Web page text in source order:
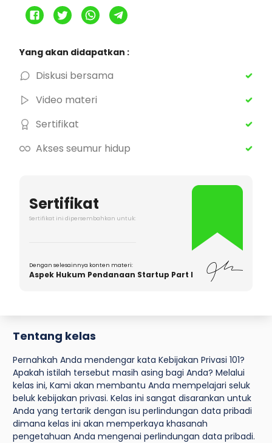
Yang akan didapatkan :
Diskusi bersama
Video materi
Sertifikat
Akses seumur hidup
Sertifikat
Sertifikat ini dipersembahkan untuk:
Dengan selesainnya konten materi:
Aspek Hukum Pendanaan Startup Part I
Tentang kelas
Pernahkah Anda mendengar kata Kebijakan Privasi 101?
Apakah istilah tersebut masih asing bagi Anda? Melalui
kelas ini, Kami akan membantu Anda mempelajari seluk
beluk kebijakan privasi. Kelas ini sangat disarankan untuk
Anda yang tertarik dengan isu perlindungan data pribadi
dimana kelas ini akan memperkaya khasanah
pengetahuan Anda mengenai perlindungan data pribadi.